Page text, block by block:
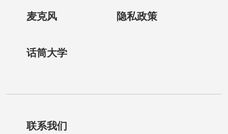
麦克风 隐私政策
话筒大学
联系我们